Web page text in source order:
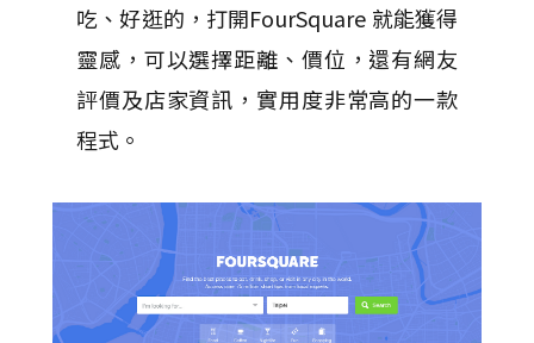
吃、好逛的，打開FourSquare 就能獲得
靈感，可以選擇距離、價位，還有網友
評價及店家資訊，實用度非常高的一款
程式。